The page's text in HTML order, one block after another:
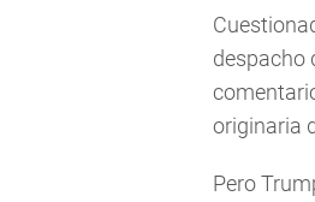
despacho
originaria
Pero